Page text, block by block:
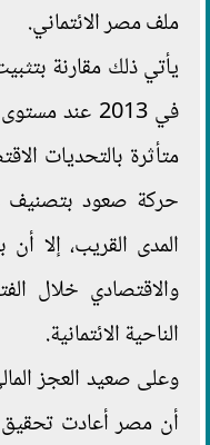
ملف مصر الائتماني.
يأتي ذلك مقارنة
متأثرة بالتحديات
حركة صعود بتصنيف
المدى القريب، إلا أن
والاقتصادي خلال
الناحية الائتمانية.
أن مصر أعادت تحقيق